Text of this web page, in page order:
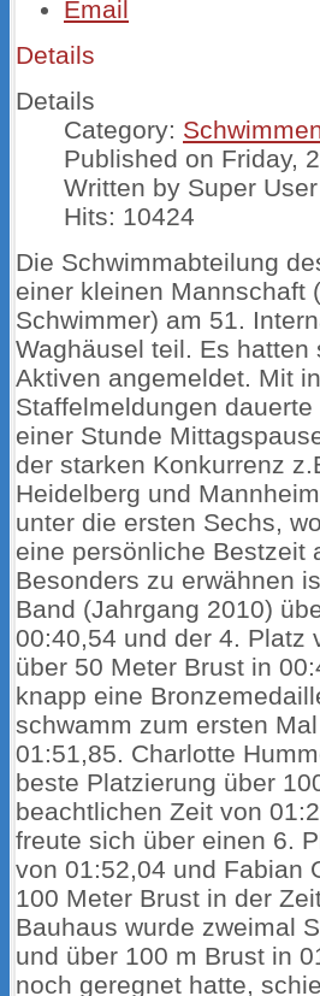
Details
Details
Category:
Published on Friday,
Written by Super
Hits: 10424
Die Schwimmabteilung
einer kleinen Mannschaft
Schwimmer) am 51.
Waghäusel teil. Es
Aktiven angemeldet. Mit
Staffelmeldungen
einer Stunde
der starken Konkurrenz
Heidelberg und
unter die ersten Sechs,
eine persönliche Bestzeit
Besonders zu erwähnen
Band (Jahrgang 2010)
00:40,54 und der 4. Platz
über 50 Meter Brust in
knapp eine
schwamm zum ersten
01:51,85. Charlotte
beste Platzierung über
beachtlichen Zeit von
freute sich über einen 6.
von 01:52,04 und Fabian
100 Meter Brust in der
Bauhaus wurde zweimal
und über 100 m Brust in
noch geregnet hatte,